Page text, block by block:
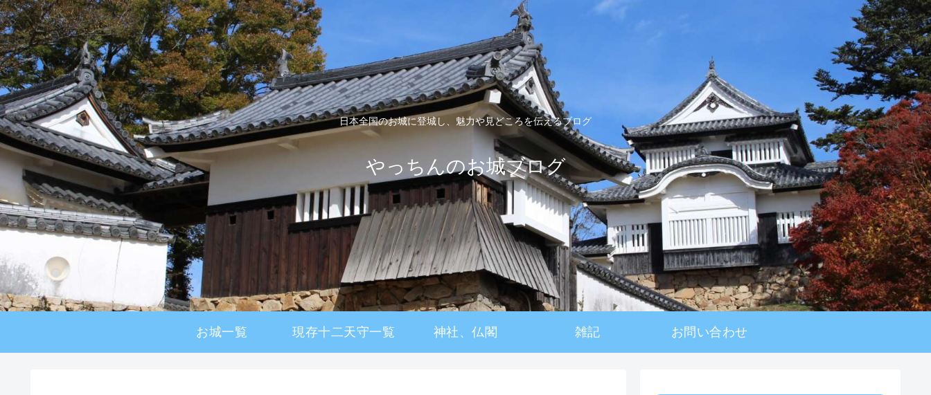
日本全国のお城に登城し、魅力や見どころを伝えるブログ
やっちんのお城ブログ
お城一覧 現存十二天守一覧 神社、仏閣 雑記 お問い合わせ